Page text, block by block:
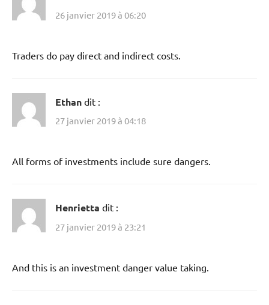
26 janvier 2019 à 06:20
Traders do pay direct and indirect costs.
Ethan dit :
27 janvier 2019 à 04:18
All forms of investments include sure dangers.
Henrietta dit :
27 janvier 2019 à 23:21
And this is an investment danger value taking.